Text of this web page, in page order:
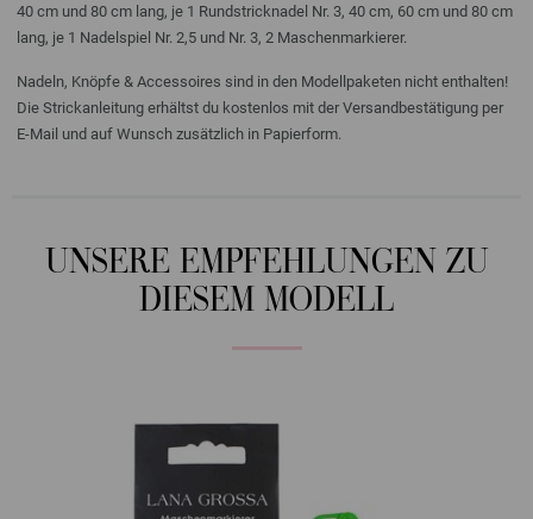
40 cm und 80 cm lang, je 1 Rundstricknadel Nr. 3, 40 cm, 60 cm und 80 cm
lang, je 1 Nadelspiel Nr. 2,5 und Nr. 3, 2 Maschenmarkierer.
Nadeln, Knöpfe & Accessoires sind in den Modellpaketen nicht enthalten!
Die Strickanleitung erhältst du kostenlos mit der Versandbestätigung per
E-Mail und auf Wunsch zusätzlich in Papierform.
UNSERE EMPFEHLUNGEN ZU
DIESEM MODELL